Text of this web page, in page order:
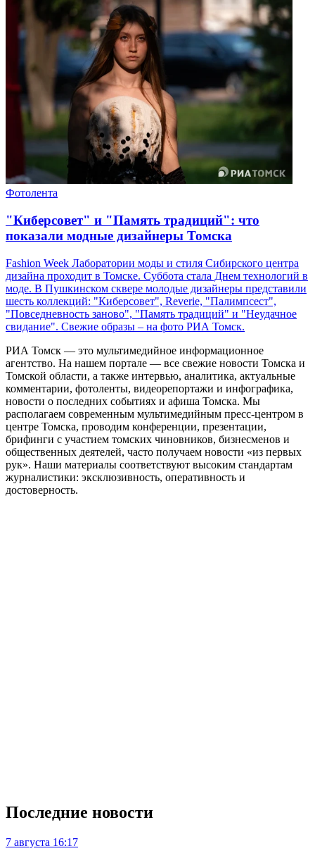
Фотолента
"Киберсовет" и "Память традиций": что
показали модные дизайнеры Томска
Fashion Week Лаборатории моды и стиля Сибирского центра
дизайна проходит в Томске. Суббота стала Днем технологий в
моде. В Пушкинском сквере молодые дизайнеры представили
шесть коллекций: "Киберсовет", Reverie, "Палимпсест",
"Повседневность заново", "Память традиций" и "Неудачное
свидание". Свежие образы – на фото РИА Томск.
РИА Томск — это мультимедийное информационное
агентство. На нашем портале — все свежие новости Томска и
Томской области, а также интервью, аналитика, актуальные
комментарии, фотоленты, видеорепортажи и инфографика,
новости о последних событиях и афиша Томска. Мы
располагаем современным мультимедийным пресс-центром в
центре Томска, проводим конференции, презентации,
брифинги с участием томских чиновников, бизнесменов и
общественных деятелей, часто получаем новости «из первых
рук». Наши материалы соответствуют высоким стандартам
журналистики: эксклюзивность, оперативность и
достоверность.
Последние новости
7 августа 16:17